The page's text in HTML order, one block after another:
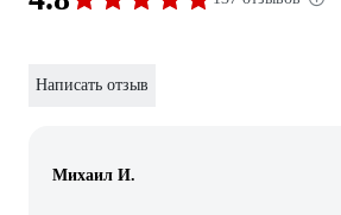
Написать отзыв
Михаил И.